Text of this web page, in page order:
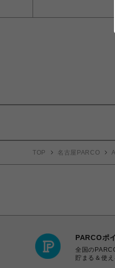
TOP 名古屋PARCO
PARCOポ
全国の
貯まる＆使え